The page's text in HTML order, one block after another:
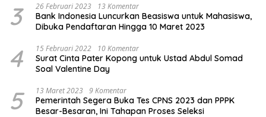
3 26 Februari 2023 13 Komentar
Bank Indonesia Luncurkan Beasiswa untuk Mahasiswa,
Dibuka Pendaftaran Hingga 10 Maret 2023
4 15 Februari 2022 10 Komentar
Surat Cinta Pater Kopong untuk Ustad Abdul Somad
Soal Valentine Day
5 13 Maret 2023 9 Komentar
Pemerintah Segera Buka Tes CPNS 2023 dan PPPK
Besar-Besaran, Ini Tahapan Proses Seleksi